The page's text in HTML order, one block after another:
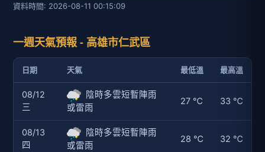
資料時間: 2026-08-11 00:15:09
一週天氣預報 - 高雄市仁武區
日期 天氣 最低溫 最高溫
08/12
三
陰時多雲短暫陣雨
或雷雨
27 ℃ 33 ℃
08/13
四
陰時多雲短暫陣雨
或雷雨
28 ℃ 32 ℃